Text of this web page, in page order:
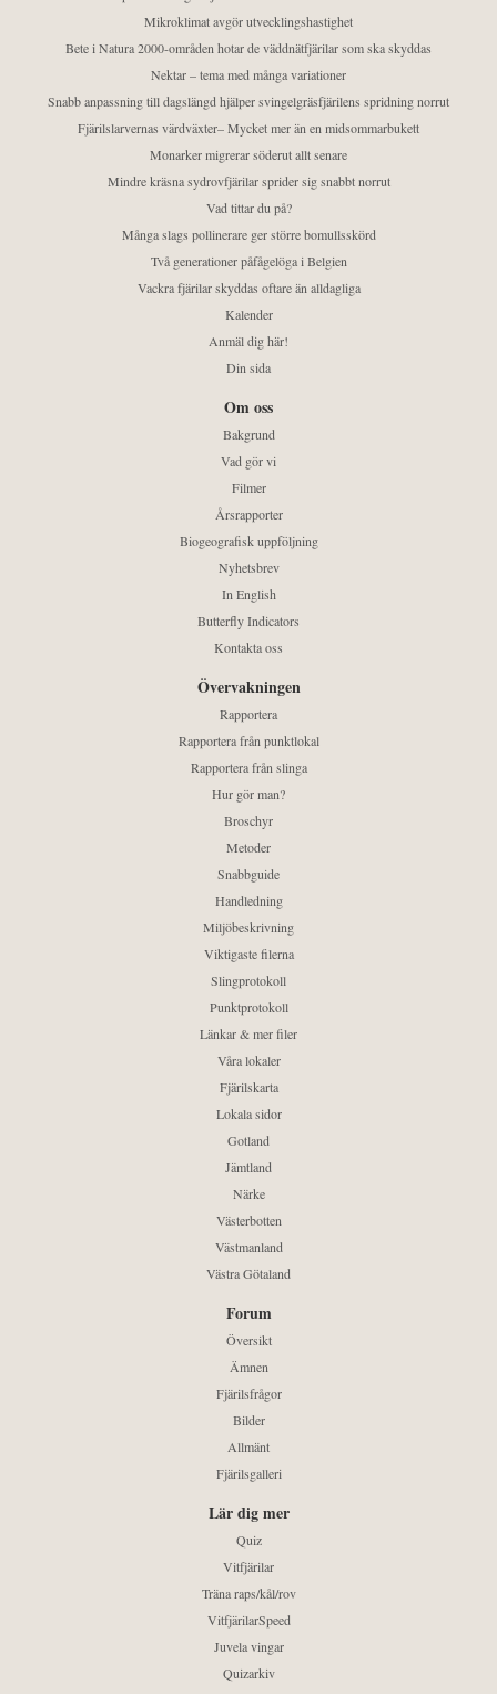
Mikroklimat avgör utvecklingshastighet
Bete i Natura 2000-områden hotar de väddnätfjärilar som ska skyddas
Nektar – tema med många variationer
Snabb anpassning till dagslängd hjälper svingelgräsfjärilens spridning norrut
Fjärilslarvernas värdväxter– Mycket mer än en midsommarbukett
Monarker migrerar söderut allt senare
Mindre kräsna sydrovfjärilar sprider sig snabbt norrut
Vad tittar du på?
Många slags pollinerare ger större bomullsskörd
Två generationer påfågelöga i Belgien
Vackra fjärilar skyddas oftare än alldagliga
Kalender
Anmäl dig här!
Din sida
Om oss
Bakgrund
Vad gör vi
Filmer
Årsrapporter
Biogeografisk uppföljning
Nyhetsbrev
In English
Butterfly Indicators
Kontakta oss
Övervakningen
Rapportera
Rapportera från punktlokal
Rapportera från slinga
Hur gör man?
Broschyr
Metoder
Snabbguide
Handledning
Miljöbeskrivning
Viktigaste filerna
Slingprotokoll
Punktprotokoll
Länkar & mer filer
Våra lokaler
Fjärilskarta
Lokala sidor
Gotland
Jämtland
Närke
Västerbotten
Västmanland
Västra Götaland
Forum
Översikt
Ämnen
Fjärilsfrågor
Bilder
Allmänt
Fjärilsgalleri
Lär dig mer
Quiz
Vitfjärilar
Träna raps/kål/rov
VitfjärilarSpeed
Juvela vingar
Quizarkiv